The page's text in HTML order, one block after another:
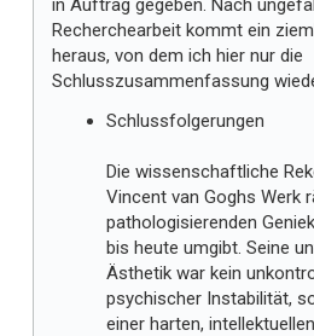
in Auftrag gegeben. Nach
Recherchearbeit kommt ein
heraus, von dem ich hier nur die
Schlusszusammenfassung
Schlussfolgerungen
Die wissenschaftliche
Vincent van Goghs Werk
pathologisierenden
bis heute umgibt. Seine
Ästhetik war kein
psychischer Instabilität,
einer harten,